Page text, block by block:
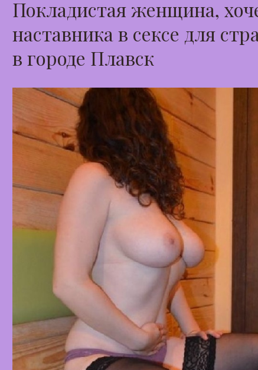
Покладистая женщина,
наставника в сексе для
в городе Плавск